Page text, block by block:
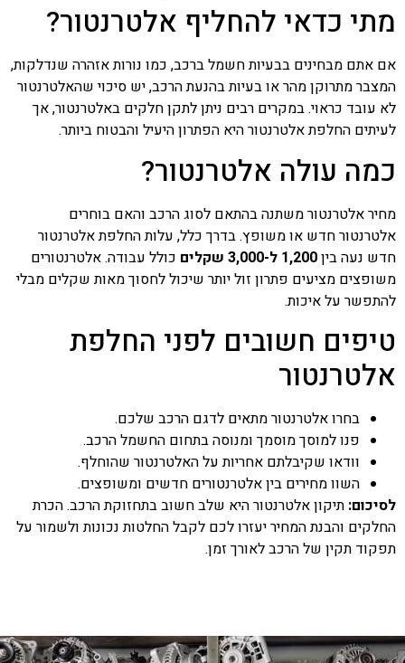
מתי כדאי להחליף אלטרנטור?
אם אתם מבחינים בבעיות חשמל ברכב, כמו נורות אזהרה שנדלקות,
המצבר מתרוקן מהר או בעיות בהנעת הרכב, יש סיכוי שהאלטרנטור
לא עובד כראוי. במקרים רבים ניתן לתקן חלקים באלטרנטור, אך
לעיתים החלפת אלטרנטור היא הפתרון היעיל והבטוח ביותר.
כמה עולה אלטרנטור?
מחיר אלטרנטור משתנה בהתאם לסוג הרכב והאם בוחרים
אלטרנטור חדש או משופץ. בדרך כלל, עלות החלפת אלטרנטור
חדש נעה בין1,200 ל-3,000 שקלים
כולל עבודה. אלטרנטורים
משופצים מציעים פתרון זול יותר שיכול לחסוך מאות שקלים מבלי
להתפשר על איכות.
טיפים חשובים לפני החלפת
אלטרנטור
בחרו אלטרנטור מתאים לדגם הרכב שלכם.
פנו למוסך מוסמך ומנוסה בתחום החשמל הרכב.
וודאו שקיבלתם אחריות על האלטרנטור שהוחלף.
השוו מחירים בין אלטרנטורים חדשים ומשופצים.
לסיכום: תיקון אלטרנטור היא שלב חשוב בתחזוקת הרכב. הכרת
החלקים והבנת המחיר יעזרו לכם לקבל החלטות נכונות ולשמור על
תפקוד תקין של הרכב לאורך זמן.